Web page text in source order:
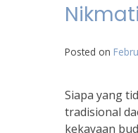
Posted on
Siapa yang
tradisional
kekayaan